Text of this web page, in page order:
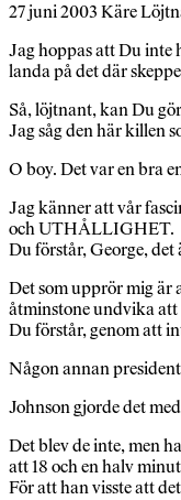
27 juni 2003 Käre
Jag hoppas att Du inte
landa på det där
Så, löjtnant, kan Du
Jag såg den här killen
O boy. Det var en bra
Jag känner att vår
och UTHÅLLIGHET.
Du förstår, George,
Det som upprör mig är
åtminstone undvika att
Du förstår, genom att
Någon annan
Johnson gjorde det
Det blev de inte, men
att 18 och en halv
För att han visste att